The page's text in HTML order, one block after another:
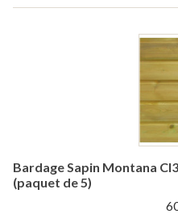
Bardage Sapin Montana
(paquet de 5)